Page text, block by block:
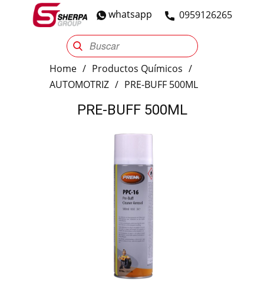
​0959126265
whatsapp
Sherpa Group Reencauche Automotriz
Home / Productos Químicos /
AUTOMOTRIZ / PRE-BUFF 500ML
PRE-BUFF 500ML